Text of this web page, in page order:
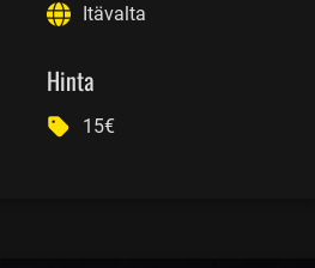
Itävalta
Hinta
15€